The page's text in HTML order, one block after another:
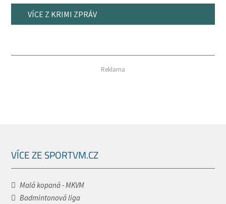
VÍCE Z KRIMI ZPRÁV
Reklama
VÍCE ZE SPORTVM.CZ
Malá kopaná - MKVM
Badmintonová liga